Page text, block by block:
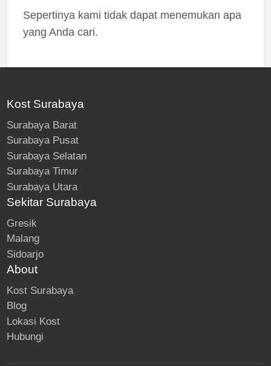
Sepertinya kami tidak dapat menemukan apa
yang Anda cari.
Kost Surabaya
Surabaya Barat
Surabaya Pusat
Surabaya Selatan
Surabaya Timur
Surabaya Utara
Sekitar Surabaya
Gresik
Malang
Sidoarjo
About
Kost Surabaya
Blog
Lokasi Kost
Hubungi